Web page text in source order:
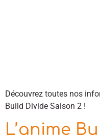
Découvrez toutes nos
Build Divide Saison 2 !
L’anime